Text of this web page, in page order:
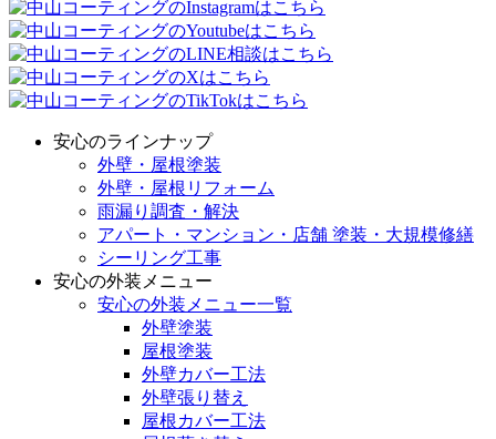
安心のラインナップ
外壁・屋根塗装
外壁・屋根リフォーム
雨漏り調査・解決
アパート・マンション・店舗 塗装・大規模修繕
シーリング工事
安心の外装メニュー
安心の外装メニュー一覧
外壁塗装
屋根塗装
外壁カバー工法
外壁張り替え
屋根カバー工法